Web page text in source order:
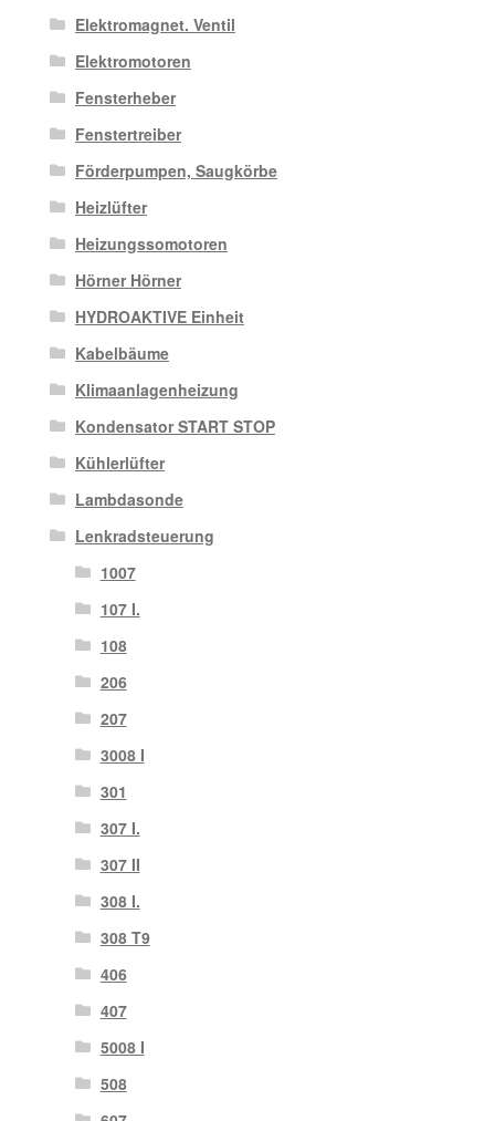
Elektromagnet. Ventil
Elektromotoren
Fensterheber
Fenstertreiber
Förderpumpen, Saugkörbe
Heizlüfter
Heizungssomotoren
Hörner Hörner
HYDROAKTIVE Einheit
Kabelbäume
Klimaanlagenheizung
Kondensator START STOP
Kühlerlüfter
Lambdasonde
Lenkradsteuerung
1007
107 I.
108
206
207
3008 I
301
307 I.
307 II
308 I.
308 T9
406
407
5008 I
508